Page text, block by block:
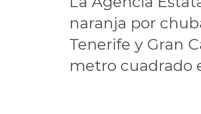
naranja por
Tenerife y Gran
metro cuadrado